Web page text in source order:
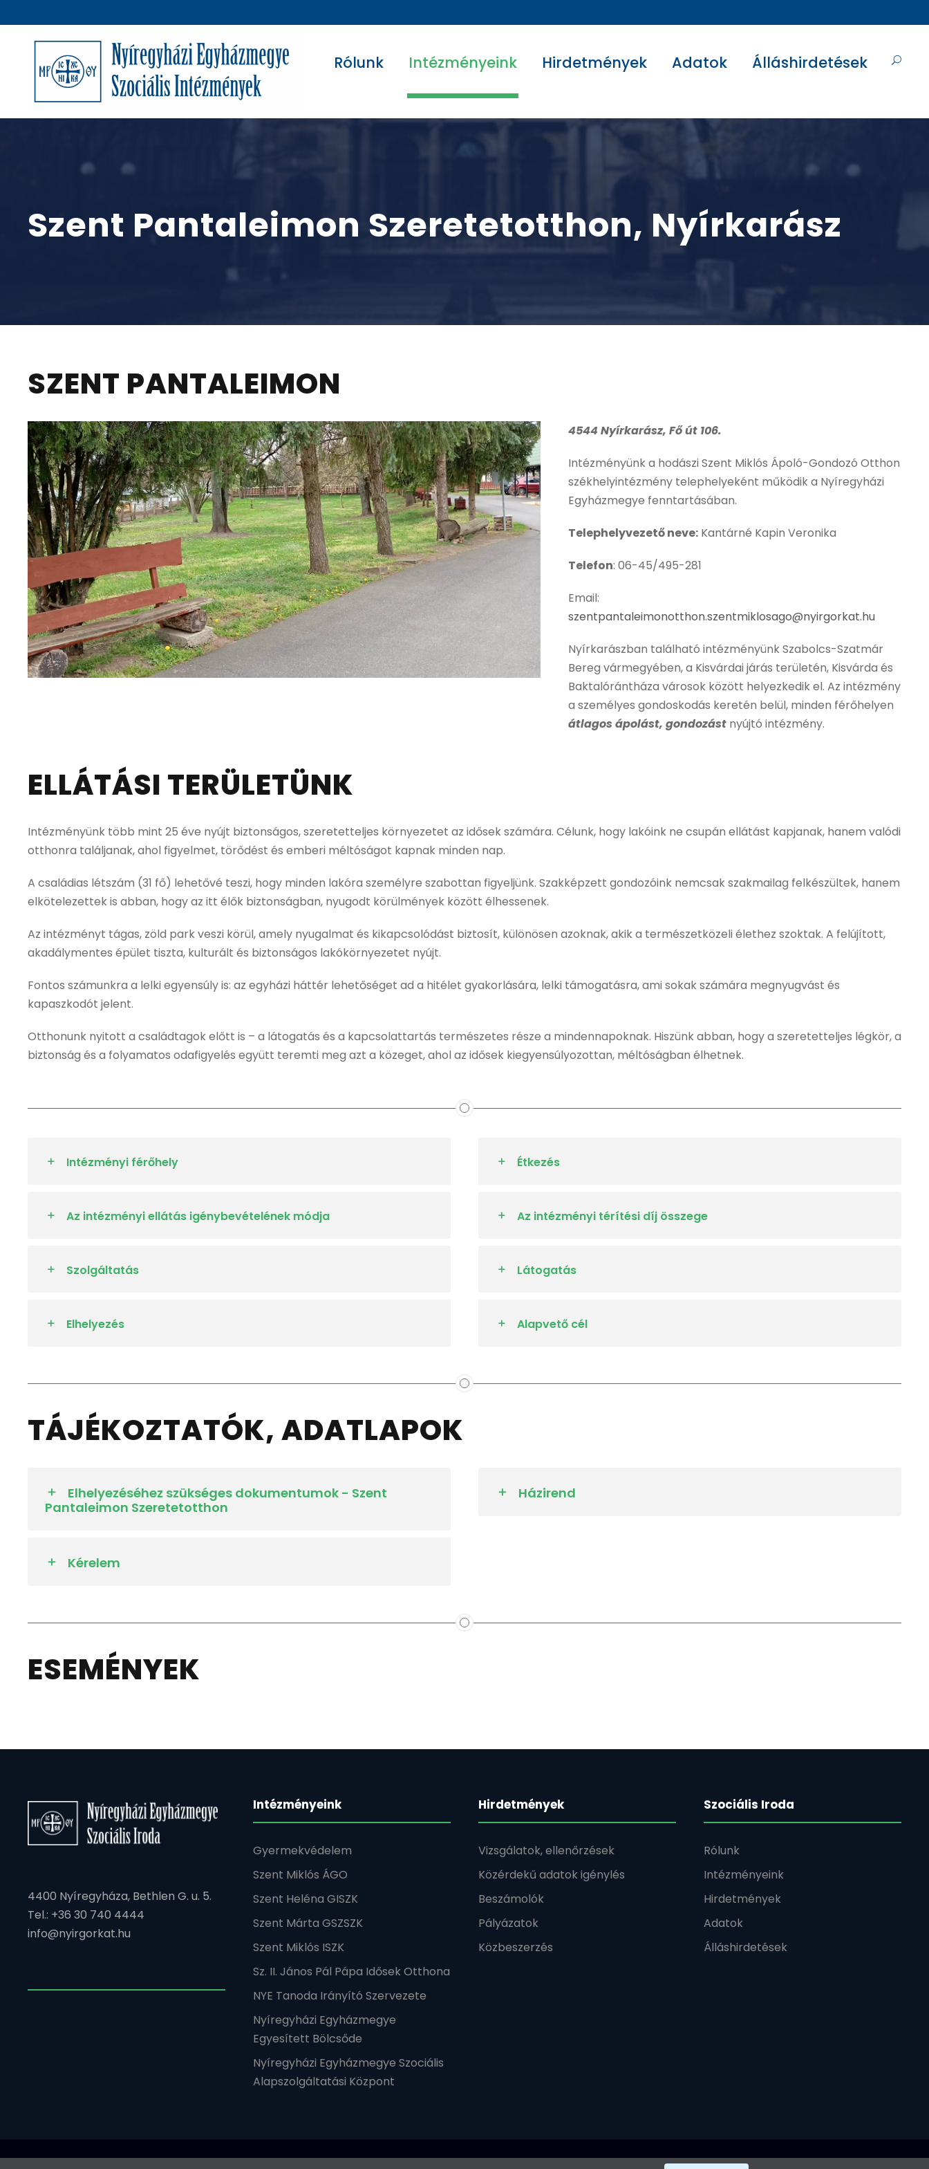
Rólunk Intézményeink Hirdetmények Adatok Álláshirdetések
Szent Pantaleimon Szeretetotthon, Nyírkarász
SZENT PANTALEIMON
4544 Nyírkarász, Fő út 106.
Intézményünk a hodászi Szent Miklós Ápoló-Gondozó Otthon
székhelyintézmény telephelyeként működik a Nyíregyházi
Egyházmegye fenntartásában.
Telephelyvezető neve: Kantárné Kapin Veronika
Telefon: 06-45/495-281
Email:
szentpantaleimonotthon.szentmiklosago@nyirgorkat.hu
Nyírkarászban található intézményünk Szabolcs-Szatmár
Bereg vármegyében, a Kisvárdai járás területén, Kisvárda és
Baktalórántháza városok között helyezkedik el. Az intézmény
a személyes gondoskodás keretén belül, minden férőhelyen
átlagos ápolást, gondozást nyújtó intézmény.
ELLÁTÁSI TERÜLETÜNK
Intézményünk több mint 25 éve nyújt biztonságos, szeretetteljes környezetet az idősek számára. Célunk, hogy lakóink ne csupán ellátást kapjanak, hanem valódi
otthonra találjanak, ahol figyelmet, törődést és emberi méltóságot kapnak minden nap.
A családias létszám (31 fő) lehetővé teszi, hogy minden lakóra személyre szabottan figyeljünk. Szakképzett gondozóink nemcsak szakmailag felkészültek, hanem
elkötelezettek is abban, hogy az itt élők biztonságban, nyugodt körülmények között élhessenek.
Az intézményt tágas, zöld park veszi körül, amely nyugalmat és kikapcsolódást biztosít, különösen azoknak, akik a természetközeli élethez szoktak. A felújított,
akadálymentes épület tiszta, kulturált és biztonságos lakókörnyezetet nyújt.
Fontos számunkra a lelki egyensúly is: az egyházi háttér lehetőséget ad a hitélet gyakorlására, lelki támogatásra, ami sokak számára megnyugvást és
kapaszkodót jelent.
Otthonunk nyitott a családtagok előtt is – a látogatás és a kapcsolattartás természetes része a mindennapoknak. Hiszünk abban, hogy a szeretetteljes légkör, a
biztonság és a folyamatos odafigyelés együtt teremti meg azt a közeget, ahol az idősek kiegyensúlyozottan, méltóságban élhetnek.
Intézményi férőhely
Az intézményi ellátás igénybevételének módja
Szolgáltatás
Elhelyezés
Étkezés
Az intézményi térítési díj összege
Látogatás
Alapvető cél
TÁJÉKOZTATÓK, ADATLAPOK
Elhelyezéséhez szükséges dokumentumok - Szent
Pantaleimon Szeretetotthon
Kérelem
Házirend
ESEMÉNYEK
4400 Nyíregyháza, Bethlen G. u. 5.
Tel.: +36 30 740 4444
info@nyirgorkat.hu
Intézményeink
Gyermekvédelem
Szent Miklós ÁGO
Szent Heléna GISZK
Szent Márta GSZSZK
Szent Miklós ISZK
Sz. II. János Pál Pápa Idősek Otthona
NYE Tanoda Irányító Szervezete
Nyíregyházi Egyházmegye
Egyesített Bölcsőde
Nyíregyházi Egyházmegye Szociális
Alapszolgáltatási Központ
Hirdetmények
Vizsgálatok, ellenőrzések
Közérdekű adatok igénylés
Beszámolók
Pályázatok
Közbeszerzés
Szociális Iroda
Rólunk
Intézményeink
Hirdetmények
Adatok
Álláshirdetések